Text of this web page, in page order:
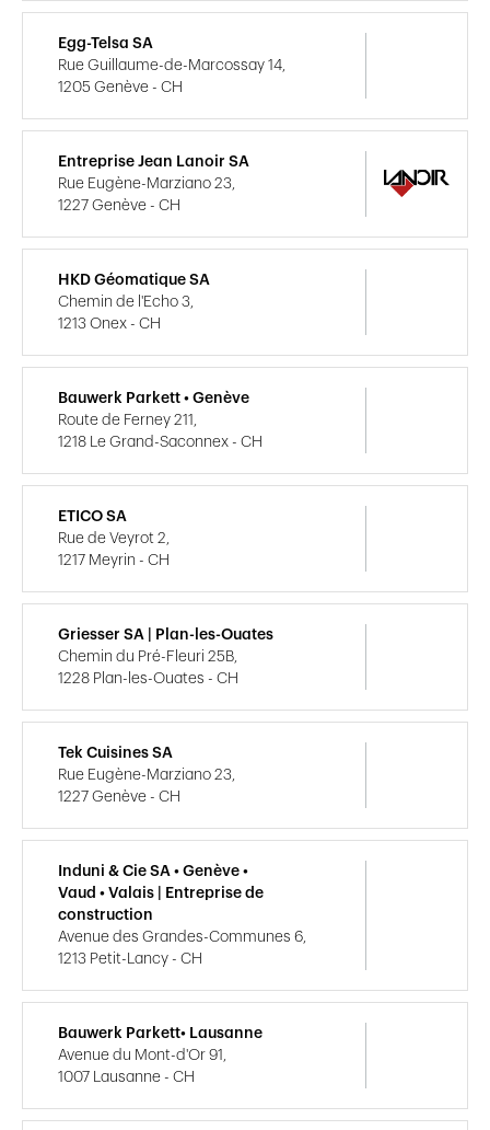
Egg-Telsa SA
Rue Guillaume-de-Marcossay 14,
1205 Genève - CH
Entreprise Jean Lanoir SA
Rue Eugène-Marziano 23,
1227 Genève - CH
HKD Géomatique SA
Chemin de l'Echo 3,
1213 Onex - CH
Bauwerk Parkett • Genève
Route de Ferney 211,
1218 Le Grand-Saconnex - CH
ETICO SA
Rue de Veyrot 2,
1217 Meyrin - CH
Griesser SA | Plan-les-Ouates
Chemin du Pré-Fleuri 25B,
1228 Plan-les-Ouates - CH
Tek Cuisines SA
Rue Eugène-Marziano 23,
1227 Genève - CH
Induni & Cie SA • Genève •
Vaud • Valais | Entreprise de
construction
Avenue des Grandes-Communes 6,
1213 Petit-Lancy - CH
Bauwerk Parkett• Lausanne
Avenue du Mont-d'Or 91,
1007 Lausanne - CH